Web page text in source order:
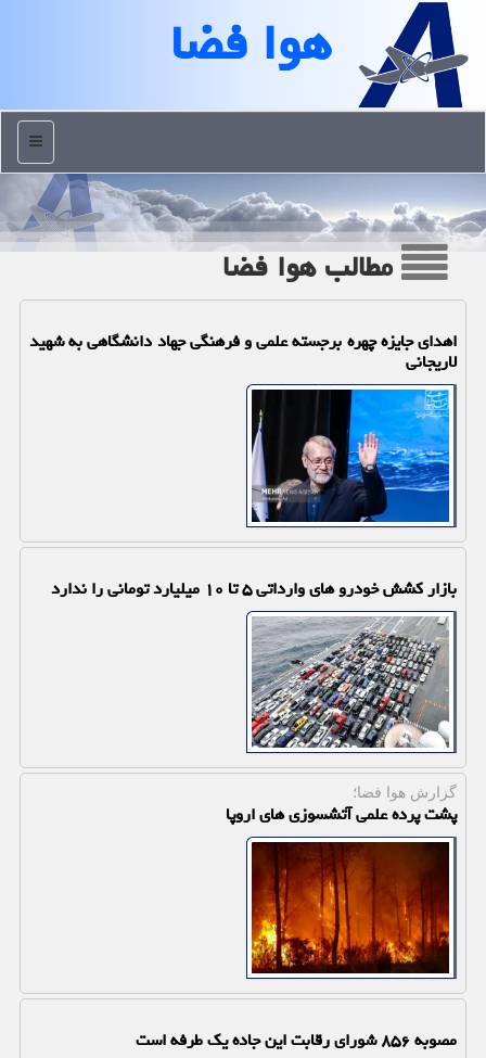
هوا فضا
منو
مطالب هوا فضا
اهدای جایزه چهره برجسته علمی و فرهنگی جهاد دانشگاهی به شهید
لاریجانی
بازار کشش خودرو های وارداتی ۵ تا ۱۰ میلیارد تومانی را ندارد
گزارش هوا فضا؛
پشت پرده علمی آتشسوزی های اروپا
مصوبه ۸۵۶ شورای رقابت این جاده یک طرفه است